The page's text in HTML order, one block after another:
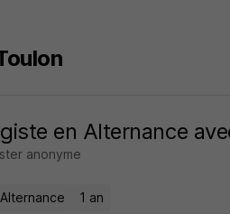
en Alternance
anonyme
Alternance 1 an